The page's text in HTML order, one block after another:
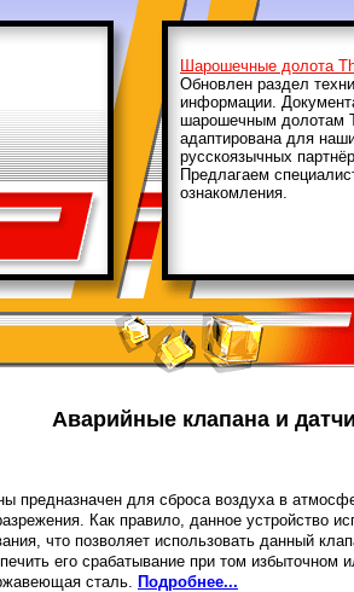
Обновлен раздел
информации.
шарошечным долотам
адаптирована для
русскоязычных
Предлагаем
ознакомления.
Аварийные клапана и
предназначен для сброса воздуха в
Как правило, данное устройство
что позволяет использовать данный
его срабатывание при том
сталь.
Подробнее...